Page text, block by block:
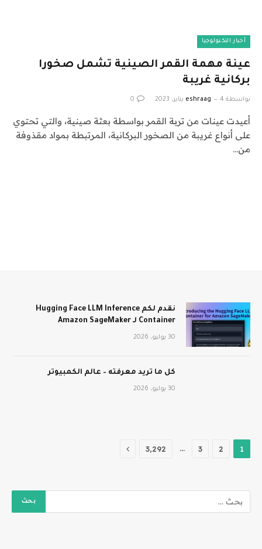
أخبار التكنولوجيا
عينة مهمة القمر الصينية تشمل صخورا
بركانية غريبة
بواسطة eshraag 4 يناير، 2023 0
أعيدت عينات من تربة القمر بواسطة بعثة صينية، والتي تحتوي
على أنواع غريبة من الصخور البركانية، المرتبطة بمواد مقذوفة
من…
نقدم لكم Hugging Face LLM Inference
Container لـ Amazon SageMaker
30 يوليو، 2026
كل ما تريد معرفته – عالم الكمبيوتر
30 يوليو، 2026
1
2
3
… 3٬292 التالي